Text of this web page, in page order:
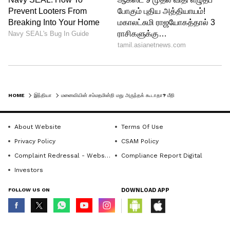
நமது சமூகம் உறவுகளின்
முக்கியத்துவத்தை உணர்ந்தது. சட்டம்
என்பது குடும்பத்தின் பாதுகாப்புக்காக
உருவாக்கப்பட்டது, குடும்பத்தை
சம்மதம் இல்லையென்பதால் மட்டுமே
ஒருவர் குற்றவாளியாக முடியாது, ஆனால்
மனைவியின் கண்ணியம் மற்றும்
பாதுகாப்பு பாதிக்கப்படும்போது சட்டம்
மிகக் கடுமையான நடவடிக்கையை
சுருக்கமாகச் சொன்னால், "மனைவியின்
HOME இந்தியா
About Website
Terms Of Use
Privacy Policy
CSAM Policy
Complaint Redressal - Website
Compliance Report Digital
Investors
FOLLOW US ON DOWNLOAD APP